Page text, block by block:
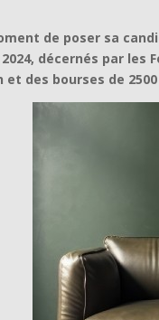
de poser sa
décernés par les
et des bourses de